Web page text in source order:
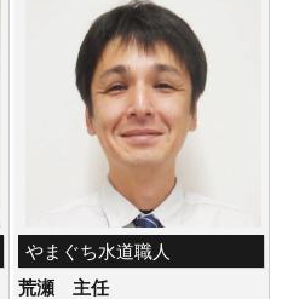
やまぐち水道職人
荒瀬 主任